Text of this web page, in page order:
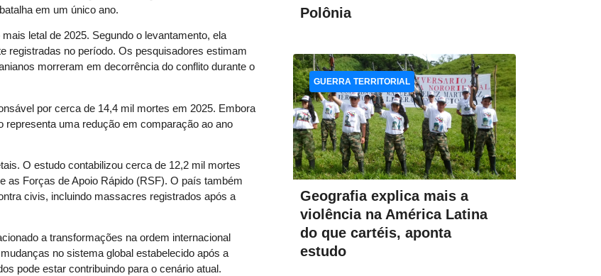
em um único ano.
letal de 2025. Segundo o levantamento, ela
registradas no período. Os pesquisadores estimam
morreram em decorrência do conflito durante o
por cerca de 14,4 mil mortes em 2025. Embora
uma redução em comparação ao ano
O estudo contabilizou cerca de 12,2 mil mortes
as Forças de Apoio Rápido (RSF). O país também
civis, incluindo massacres registrados após a
a transformações na ordem internacional
no sistema global estabelecido após a
pode estar contribuindo para o cenário atual.
Polônia
Geografia explica mais a
violência na América Latina
do que cartéis, aponta
estudo
GUERRA TERRITORIAL